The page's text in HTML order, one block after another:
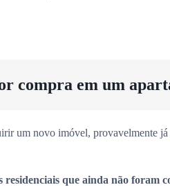
compra em um
um novo imóvel, provavelmente
residenciais que ainda não foram